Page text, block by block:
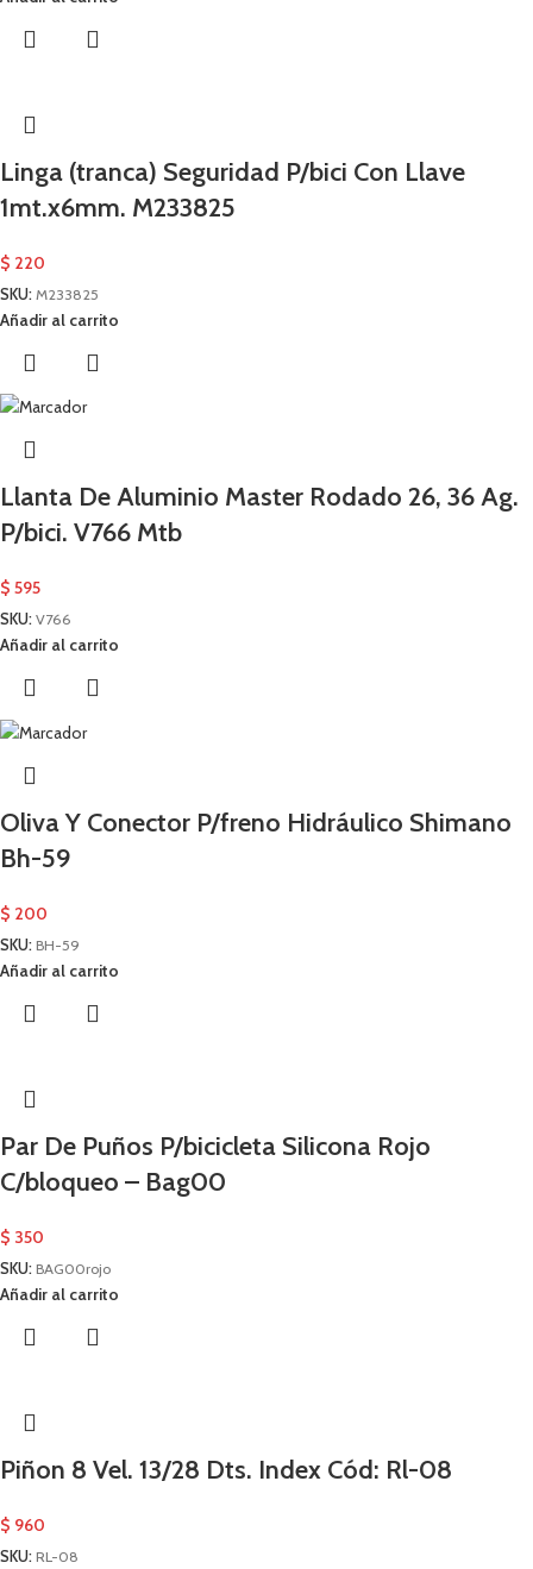
Linga (tranca) Seguridad P/bici Con Llave
1mt.x6mm. M233825
$ 220
SKU: M233825
Añadir al carrito
Llanta De Aluminio Master Rodado 26, 36 Ag.
P/bici. V766 Mtb
$ 595
SKU: V766
Añadir al carrito
Oliva Y Conector P/freno Hidráulico Shimano
Bh-59
$ 200
SKU: BH-59
Añadir al carrito
Par De Puños P/bicicleta Silicona Rojo
C/bloqueo – Bag00
$ 350
SKU: BAG00rojo
Añadir al carrito
Piñon 8 Vel. 13/28 Dts. Index Cód: Rl-08
$ 960
SKU: RL-08